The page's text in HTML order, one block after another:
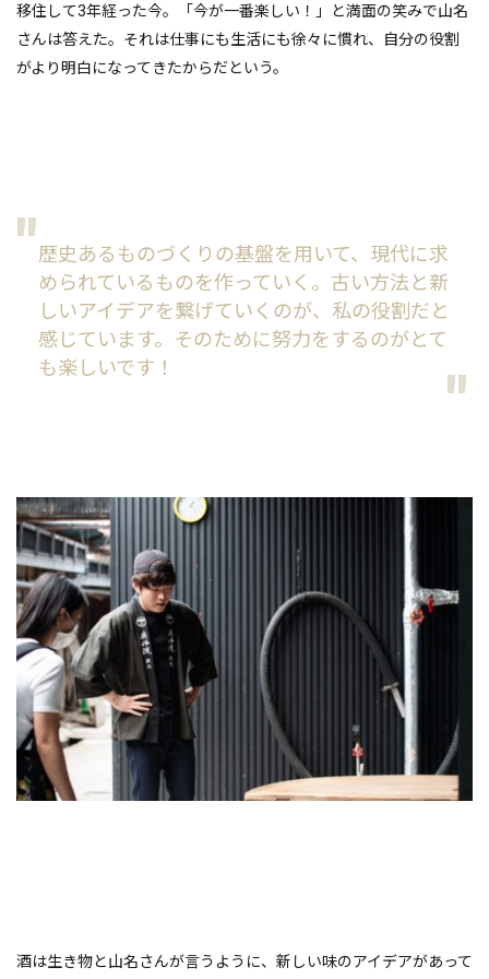
移住して3年経った今。「今が一番楽しい！」と満面の笑みで山名
さんは答えた。それは仕事にも生活にも徐々に慣れ、自分の役割
がより明白になってきたからだという。
歴史あるものづくりの基盤を用いて、現代に求
められているものを作っていく。古い方法と新
しいアイデアを繋げていくのが、私の役割だと
感じています。そのために努力をするのがとて
も楽しいです！
酒は生き物と山名さんが言うように、新しい味のアイデアがあって